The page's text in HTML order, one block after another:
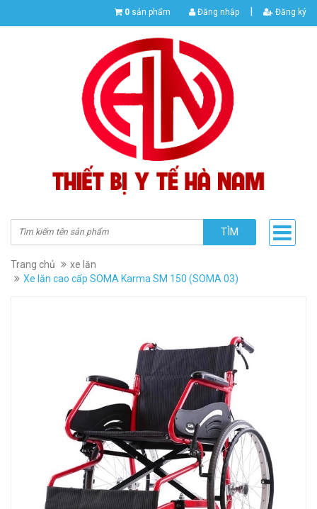
0 sản phẩm Đăng nhập | Đăng ký
TÌM
Trang chủ
xe lăn
​​​​​​​Xe lăn cao cấp SOMA Karma SM 150 (SOMA 03)